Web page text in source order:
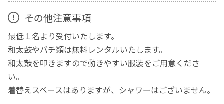
その他注意事項
最低１名より受付いたします。
和太鼓やバチ類は無料レンタルいたします。
和太鼓を叩きますので動きやすい服装をご用意くださ
い。
着替えスペースはありますが、シャワーはございません。